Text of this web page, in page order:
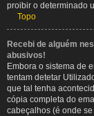
proibir o determinado
Topo
Recebi de alguém
abusivos!
Embora o sistema de
tentam detetar
que tal tenha
cópia completa do
cabeçalhos (é onde